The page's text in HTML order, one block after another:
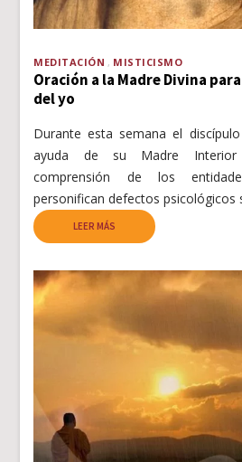
MEDITACIÓN MISTICISMO
Oración a la Madre Divina
del yo
Durante esta semana el
ayuda de su Madre
comprensión de los
personifican defectos psicológicos
LEER MÁS